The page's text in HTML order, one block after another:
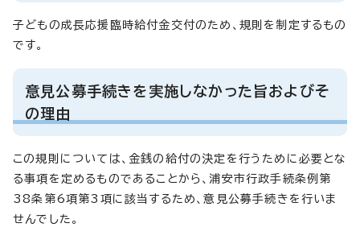
子どもの成長応援臨時給付金交付のため、規則を制定するもの
です。
意見公募手続きを実施しなかった旨およびそ
の理由
この規則については、金銭の給付の決定を行うために必要とな
る事項を定めるものであることから、浦安市行政手続条例第
38条第6項第3項に該当するため、意見公募手続きを行いま
せんでした。